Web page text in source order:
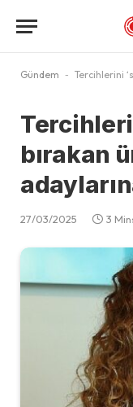
Gündem - Tercihlerini
bırakan
27/03/2025 3